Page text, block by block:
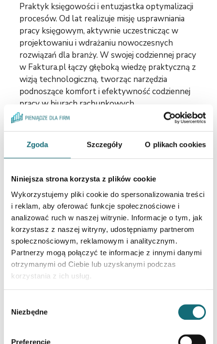
Zgoda Szczegóły O plikach cookies
Niniejsza strona korzysta z plików cookie
Wykorzystujemy pliki cookie do spersonalizowania treści
i reklam, aby oferować funkcje społecznościowe i
analizować ruch w naszej witrynie. Informacje o tym, jak
korzystasz z naszej witryny, udostępniamy partnerom
społecznościowym, reklamowym i analitycznym.
Partnerzy mogą połączyć te informacje z innymi danymi
otrzymanymi od Ciebie lub uzyskanymi podczas
korzystania z ich usług.
zgody
Niezbędne
Preferencje
Praktyk księgowości i entuzjastka optymalizacji
procesów. Od lat realizuje misję usprawniania
pracy księgowym, aktywnie uczestnicząc w
projektowaniu i wdrażaniu nowoczesnych
rozwiązań dla branży. W swojej codziennej pracy
w Faktura.pl łączy głęboką wiedzę praktyczną z
wizją technologiczną, tworząc narzędzia
podnoszące komfort i efektywność codziennej
pracy w biurach rachunkowych.
Inne pytania z tej kategorii:
księgowej, żeby mogła ściągnąć faktury
KSeF
Skąd księgowa pobiera faktury?
Czy korzystając z Faktura.pl muszę
nadawać uprawnienia w KSeF i pobierać
certyfikat?
Jaki program do faktur najlepiej
współpracuje z KSeF?
programu księgowego?